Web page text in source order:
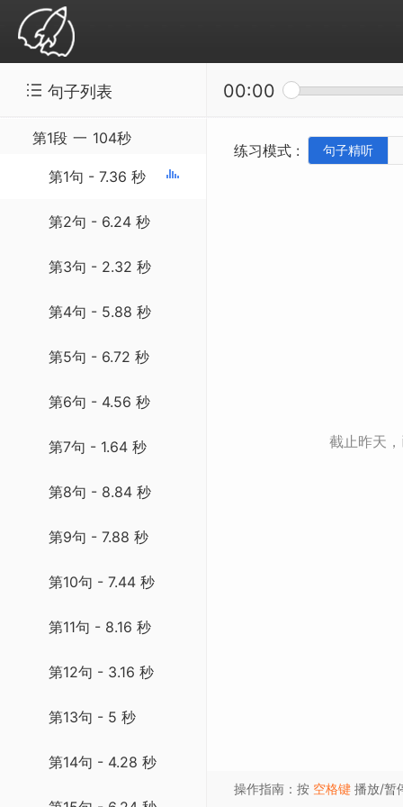
精听听写：SSS-20141101 Bacteria
Dengue
句子列表 00:00
第1段 一 104秒
第1句 - 7.36 秒
第2句 - 6.24 秒
第3句 - 2.32 秒
第4句 - 5.88 秒
第5句 - 6.72 秒
第6句 - 4.56 秒
第7句 - 1.64 秒
第8句 - 8.84 秒
第9句 - 7.88 秒
第10句 - 7.44 秒
第11句 - 8.16 秒
第12句 - 3.16 秒
第13句 - 5 秒
第14句 - 4.28 秒
练习模式 : 句子精听
截止昨天
操作指南：按 空格键 播放/暂